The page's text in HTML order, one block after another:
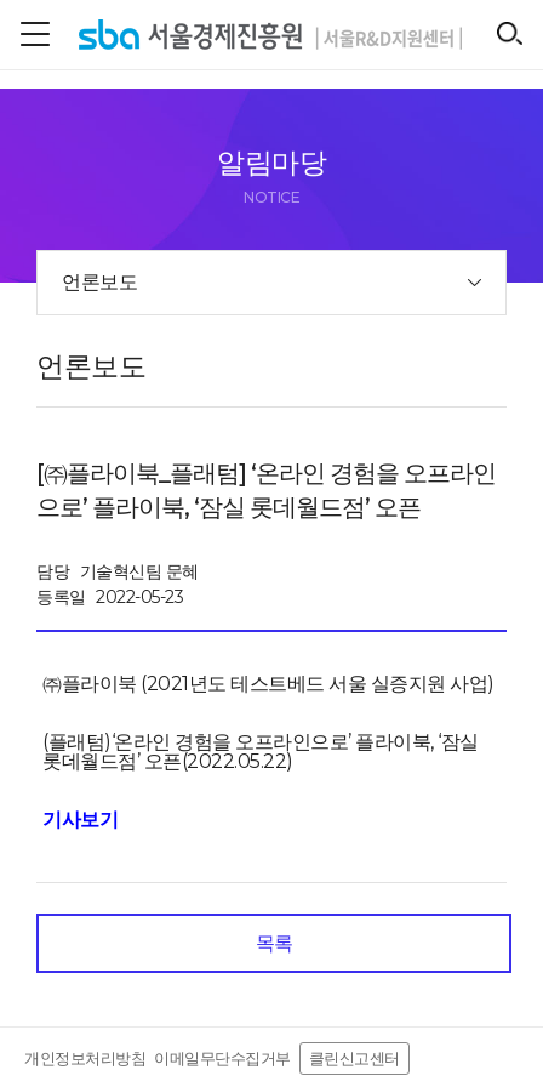
알림마당
NOTICE
언론보도
언론보도
[㈜플라이북_플래텀] ‘온라인 경험을 오프라인
으로’ 플라이북, ‘잠실 롯데월드점’ 오픈
담당 기술혁신팀 문혜
등록일 2022-05-23
㈜플라이북 (2021년도 테스트베드 서울 실증지원 사업)
(플래텀)‘온라인 경험을 오프라인으로’ 플라이북, ‘잠실
롯데월드점’ 오픈(2022.05.22)
기사보기
목록
개인정보처리방침 이메일무단수집거부 클린신고센터